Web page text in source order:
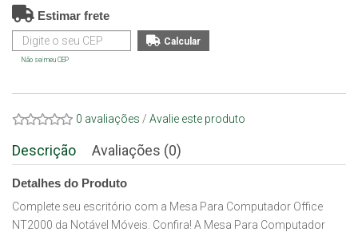
Estimar frete
Não sei meu CEP
0 avaliações / Avalie este produto
Descrição Avaliações (0)
Detalhes do Produto
Complete seu escritório com a Mesa Para Computador Office
NT2000 da Notável Móveis. Confira! A Mesa Para Computador